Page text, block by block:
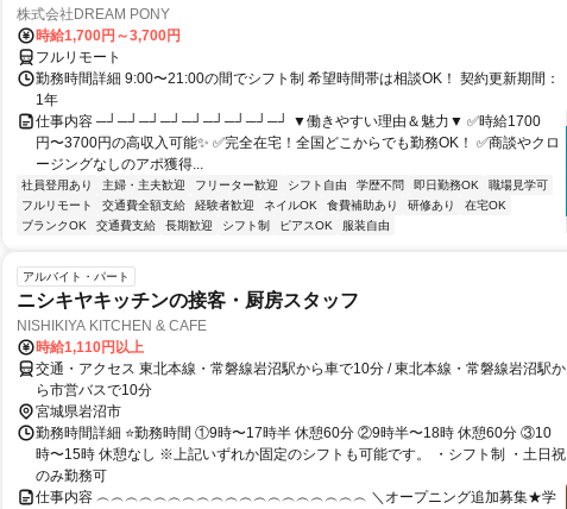
株式会社DREAM PONY
時給1,700円～3,700円
フルリモート
勤務時間詳細 9:00〜21:00の間でシフト制 希望時間帯は相談OK！ 契約更新期間：
1年
仕事内容 ─┘─┘─┘─┘─┘─┘─┘─┘─┘ ▼働きやすい理由＆魅力▼ ✅時給1700
円〜3700円の高収入可能✨ ✅完全在宅！全国どこからでも勤務OK！ ✅商談やクロ
ージングなしのアポ獲得...
社員登用あり 主婦・主夫歓迎 フリーター歓迎 シフト自由 学歴不問 即日勤務OK
職場見学可
フルリモート
交通費全額支給 経験者歓迎 ネイルOK 食費補助あり 研修あり
在宅OK
ブランクOK
交通費支給 長期歓迎 シフト制 ピアスOK 服装自由
アルバイト・パート
ニシキヤキッチンの接客・厨房スタッフ
NISHIKIYA KITCHEN & CAFE
時給1,110円以上
交通・アクセス 東北本線・常磐線岩沼駅から車で10分 / 東北本線・常磐線岩沼駅か
ら市営バスで10分
宮城県岩沼市
勤務時間詳細 ⭐️勤務時間 ①9時〜17時半 休憩60分 ②9時半〜18時 休憩60分 ③10
時〜15時 休憩なし ※上記いずれか固定のシフトも可能です。 ・シフト制 ・土日祝
のみ勤務可
仕事内容 ︵︵︵︵︵︵︵︵︵︵︵︵︵︵︵︵︵︵︵ ＼オープニング追加募集★学